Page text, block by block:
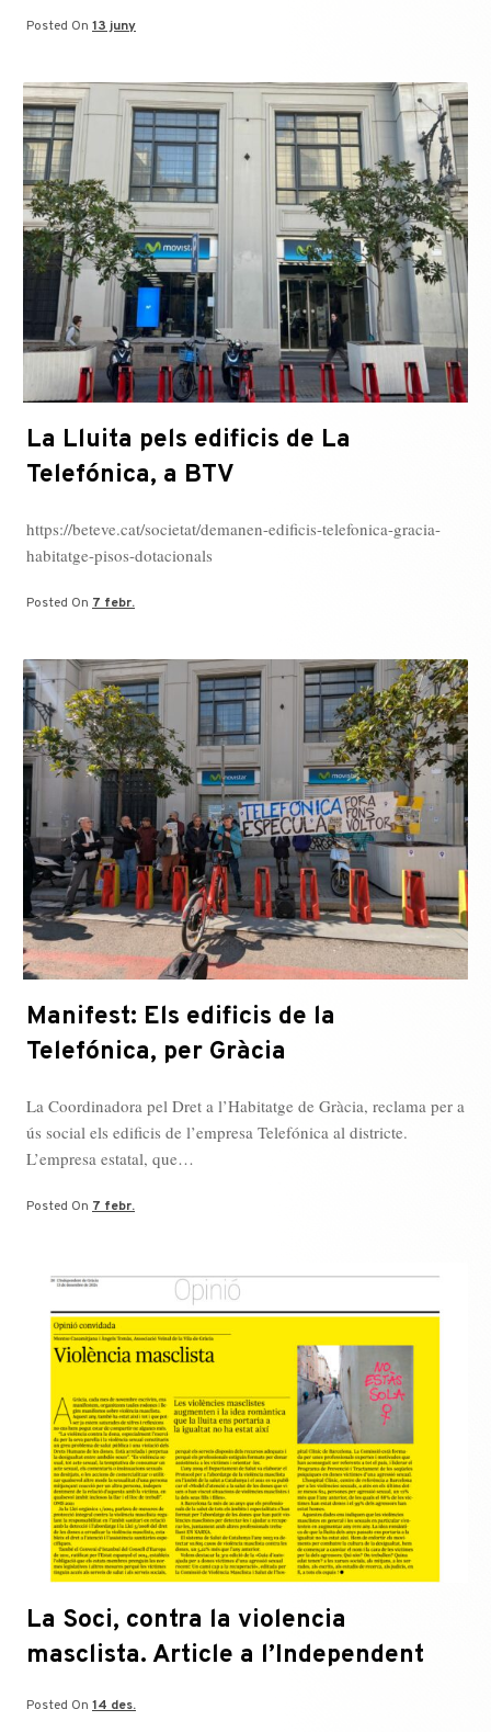
Posted On 13 juny
La Lluita pels edificis de La
Telefónica, a BTV
https://beteve.cat/societat/demanen-edificis-telefonica-gracia-
habitatge-pisos-dotacionals
Posted On 7 febr.
Manifest: Els edificis de la
Telefónica, per Gràcia
La Coordinadora pel Dret a l’Habitatge de Gràcia, reclama per a
ús social els edificis de l’empresa Telefónica al districte.
L’empresa estatal, que…
Posted On 7 febr.
La Soci, contra la violencia
masclista. Article a l’Independent
Posted On 14 des.